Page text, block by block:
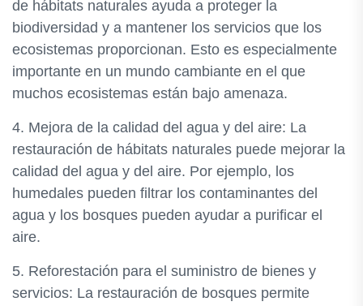
de hábitats naturales ayuda a proteger la
biodiversidad y a mantener los servicios que los
ecosistemas proporcionan. Esto es especialmente
importante en un mundo cambiante en el que
muchos ecosistemas están bajo amenaza.
4. Mejora de la calidad del agua y del aire: La
restauración de hábitats naturales puede mejorar la
calidad del agua y del aire. Por ejemplo, los
humedales pueden filtrar los contaminantes del
agua y los bosques pueden ayudar a purificar el
aire.
5. Reforestación para el suministro de bienes y
servicios: La restauración de bosques permite